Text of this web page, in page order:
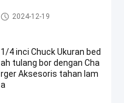
Gergaji Plester Listrik
2024-12-19
1/4 inci Chuck Ukuran bed
ah tulang bor dengan Cha
rger Aksesoris tahan lam
a